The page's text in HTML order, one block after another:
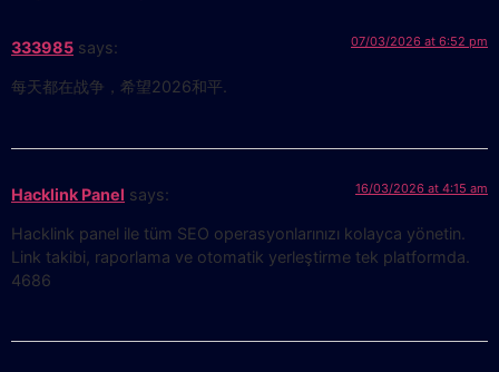
333985 says: 07/03/2026 at 6:52 pm
每天都在战争，希望2026和平.
Hacklink Panel says: 16/03/2026 at 4:15 am
Hacklink panel ile tüm SEO operasyonlarınızı kolayca yönetin.
Link takibi, raporlama ve otomatik yerleştirme tek platformda.
4686